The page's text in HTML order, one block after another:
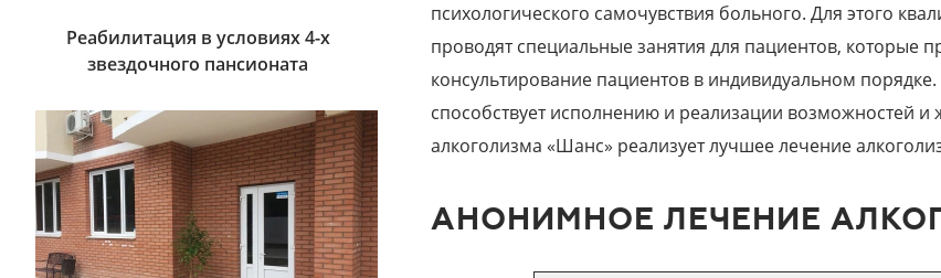
психологического самочувствия больного. Для этого
проводят специальные занятия для пациентов, которые
консультирование пациентов в индивидуальном
способствует исполнению и реализации возможностей
алкоголизма «Шанс» реализует лучшее лечение
АНОНИМНОЕ ЛЕЧЕНИЕ
Реабилитация в условиях 4-х
звездочного пансионата